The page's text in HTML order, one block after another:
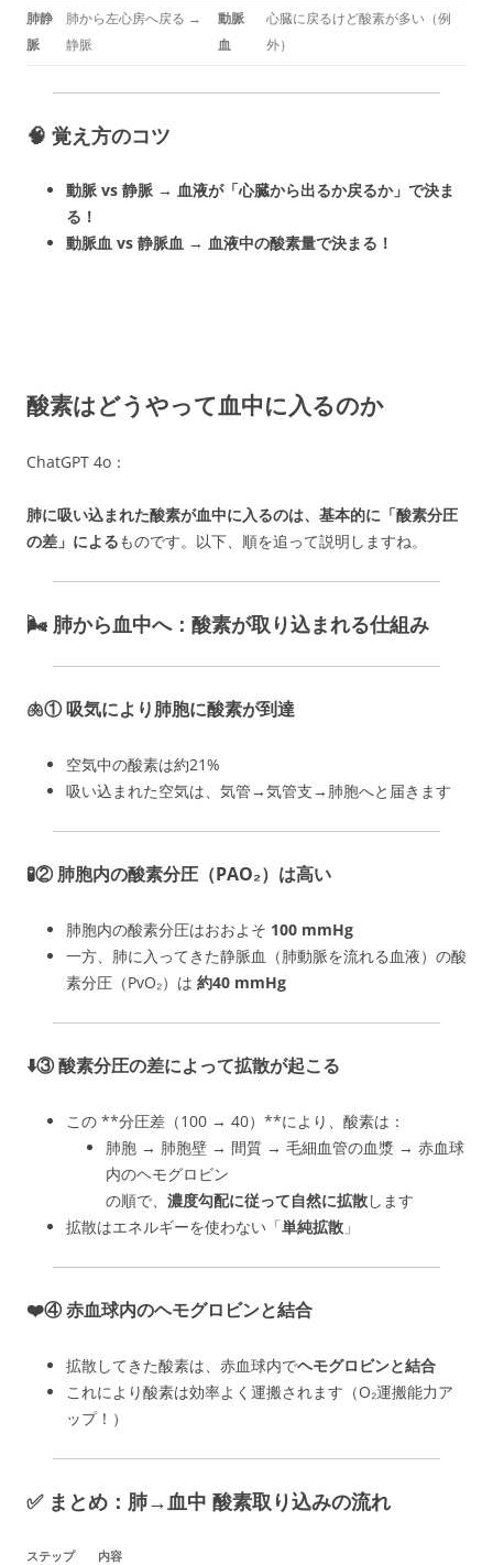
肺静
脈
肺から左心房へ戻る →
静脈
動脈
血
心臓に戻るけど酸素が多い（例
外）
🧠 覚え方のコツ
動脈 vs 静脈 → 血液が「心臓から出るか戻るか」で決ま
る！
動脈血 vs 静脈血 → 血液中の酸素量で決まる！
酸素はどうやって血中に入るのか
ChatGPT 4o：
肺に吸い込まれた酸素が血中に入るのは、基本的に「酸素分圧
の差」によるものです。以下、順を追って説明しますね。
🌬️ 肺から血中へ：酸素が取り込まれる仕組み
🫁①吸気により肺胞に酸素が到達
空気中の酸素は約21%
吸い込まれた空気は、気管→気管支→肺胞へと届きます
🧪②肺胞内の酸素分圧（PAO₂）は高い
肺胞内の酸素分圧はおおよそ 100 mmHg
一方、肺に入ってきた静脈血（肺動脈を流れる血液）の酸
素分圧（PvO₂）は 約40 mmHg
⬇️③酸素分圧の差によって拡散が起こる
この **分圧差（100 → 40）**により、酸素は：
肺胞 → 肺胞壁 → 間質 → 毛細血管の血漿 → 赤血球
内のヘモグロビン
の順で、 濃度勾配に従って自然に拡散します
拡散はエネルギーを使わない「単純拡散 」
❤️④赤血球内のヘモグロビンと結合
拡散してきた酸素は、赤血球内でヘモグロビンと結合
これにより酸素は効率よく運搬されます（O₂運搬能力ア
ップ！）
✅ まとめ：肺→血中 酸素取り込みの流れ
ステップ 内容